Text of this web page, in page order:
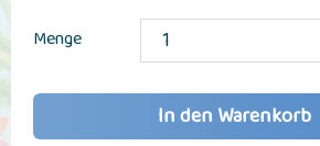
Menge
In den Warenkorb